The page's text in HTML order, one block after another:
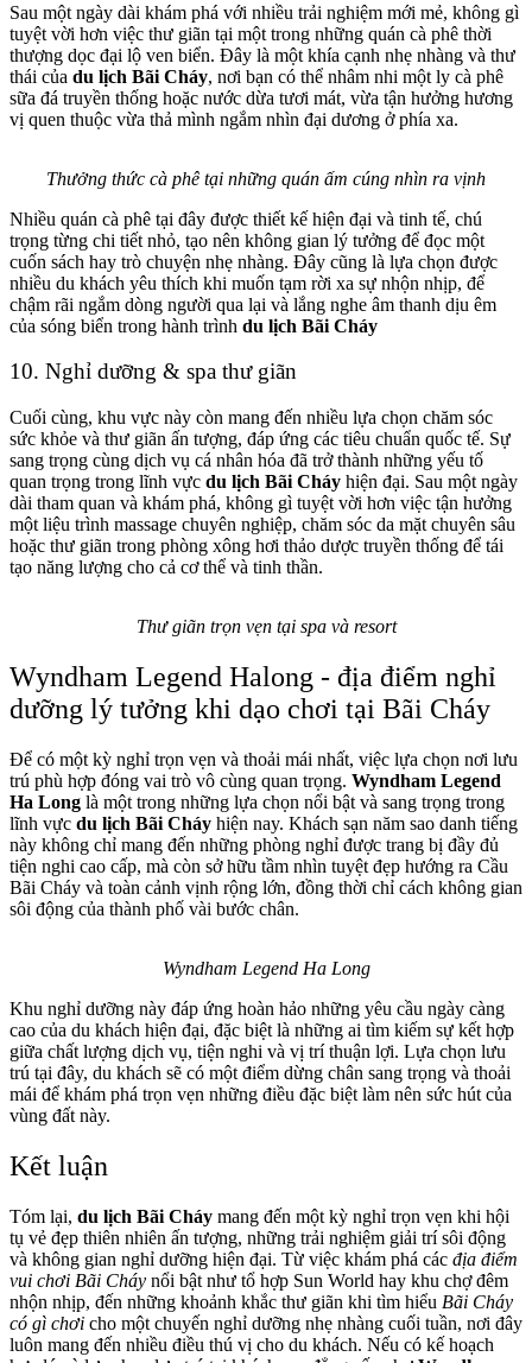
Sau một ngày dài khám phá với nhiều trải nghiệm mới mẻ, không gì
tuyệt vời hơn việc thư giãn tại một trong những quán cà phê thời
thượng dọc đại lộ ven biển. Đây là một khía cạnh nhẹ nhàng và thư
thái của du lịch Bãi Cháy, nơi bạn có thể nhâm nhi một ly cà phê
sữa đá truyền thống hoặc nước dừa tươi mát, vừa tận hưởng hương
vị quen thuộc vừa thả mình ngắm nhìn đại dương ở phía xa.
Thưởng thức cà phê tại những quán ấm cúng nhìn ra vịnh
Nhiều quán cà phê tại đây được thiết kế hiện đại và tinh tế, chú
trọng từng chi tiết nhỏ, tạo nên không gian lý tưởng để đọc một
cuốn sách hay trò chuyện nhẹ nhàng. Đây cũng là lựa chọn được
nhiều du khách yêu thích khi muốn tạm rời xa sự nhộn nhịp, để
chậm rãi ngắm dòng người qua lại và lắng nghe âm thanh dịu êm
của sóng biển trong hành trình du lịch Bãi Cháy
10. Nghỉ dưỡng & spa thư giãn
Cuối cùng, khu vực này còn mang đến nhiều lựa chọn chăm sóc
sức khỏe và thư giãn ấn tượng, đáp ứng các tiêu chuẩn quốc tế. Sự
sang trọng cùng dịch vụ cá nhân hóa đã trở thành những yếu tố
quan trọng trong lĩnh vực du lịch Bãi Cháy hiện đại. Sau một ngày
dài tham quan và khám phá, không gì tuyệt vời hơn việc tận hưởng
một liệu trình massage chuyên nghiệp, chăm sóc da mặt chuyên sâu
hoặc thư giãn trong phòng xông hơi thảo dược truyền thống để tái
tạo năng lượng cho cả cơ thể và tinh thần.
Thư giãn trọn vẹn tại spa và resort
Wyndham Legend Halong - địa điểm nghỉ
dưỡng lý tưởng khi dạo chơi tại Bãi Cháy
Để có một kỳ nghỉ trọn vẹn và thoải mái nhất, việc lựa chọn nơi lưu
trú phù hợp đóng vai trò vô cùng quan trọng. Wyndham Legend
Ha Long là một trong những lựa chọn nổi bật và sang trọng trong
lĩnh vực du lịch Bãi Cháy hiện nay. Khách sạn năm sao danh tiếng
này không chỉ mang đến những phòng nghỉ được trang bị đầy đủ
tiện nghi cao cấp, mà còn sở hữu tầm nhìn tuyệt đẹp hướng ra Cầu
Bãi Cháy và toàn cảnh vịnh rộng lớn, đồng thời chỉ cách không gian
sôi động của thành phố vài bước chân.
Wyndham Legend Ha Long
Khu nghỉ dưỡng này đáp ứng hoàn hảo những yêu cầu ngày càng
cao của du khách hiện đại, đặc biệt là những ai tìm kiếm sự kết hợp
giữa chất lượng dịch vụ, tiện nghi và vị trí thuận lợi. Lựa chọn lưu
trú tại đây, du khách sẽ có một điểm dừng chân sang trọng và thoải
mái để khám phá trọn vẹn những điều đặc biệt làm nên sức hút của
vùng đất này.
Kết luận
Tóm lại, du lịch Bãi Cháy mang đến một kỳ nghỉ trọn vẹn khi hội
tụ vẻ đẹp thiên nhiên ấn tượng, những trải nghiệm giải trí sôi động
và không gian nghỉ dưỡng hiện đại. Từ việc khám phá các địa điểm
vui chơi Bãi Cháy nổi bật như tổ hợp Sun World hay khu chợ đêm
nhộn nhịp, đến những khoảnh khắc thư giãn khi tìm hiểu Bãi Cháy
có gì chơi cho một chuyến nghỉ dưỡng nhẹ nhàng cuối tuần, nơi đây
luôn mang đến nhiều điều thú vị cho du khách. Nếu có kế hoạch